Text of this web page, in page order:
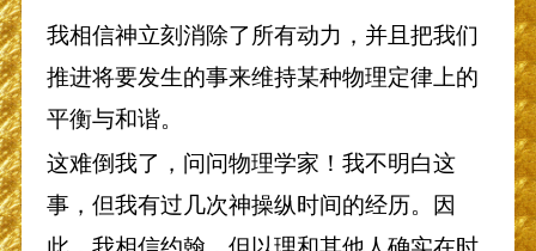
我相信神立刻消除了所有动力，并且把我们
推进将要发生的事来维持某种物理定律上的
平衡与和谐。
这难倒我了，问问物理学家！我不明白这
事，但我有过几次神操纵时间的经历。因